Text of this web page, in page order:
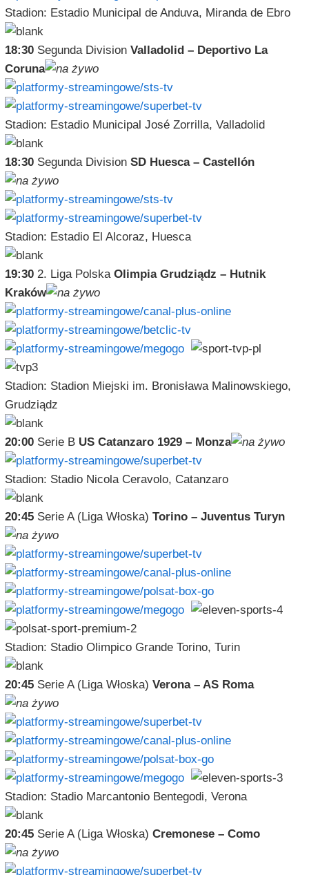
Stadion: Estadio Municipal de Anduva, Miranda de Ebro
18:30Segunda Division Valladolid – Deportivo La
Coruna
Stadion: Estadio Municipal José Zorrilla, Valladolid
18:30Segunda Division SD Huesca – Castellón
Stadion: Estadio El Alcoraz, Huesca
19:302. Liga Polska Olimpia Grudziądz – Hutnik
Kraków
Stadion: Stadion Miejski im. Bronisława Malinowskiego,
Grudziądz
20:00Serie B US Catanzaro 1929 – Monza
Stadion: Stadio Nicola Ceravolo, Catanzaro
20:45Serie A (Liga Włoska) Torino – Juventus Turyn
Stadion: Stadio Olimpico Grande Torino, Turin
20:45Serie A (Liga Włoska) Verona – AS Roma
Stadion: Stadio Marcantonio Bentegodi, Verona
20:45Serie A (Liga Włoska) Cremonese – Como